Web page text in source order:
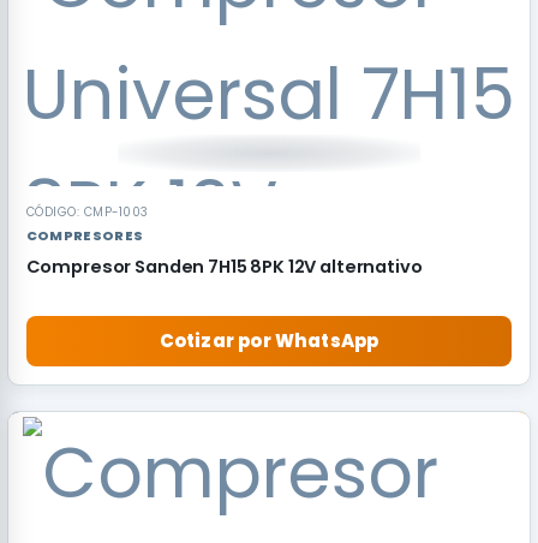
CÓDIGO: CMP-1003
COMPRESORES
Compresor Sanden 7H15 8PK 12V alternativo
Cotizar por WhatsApp